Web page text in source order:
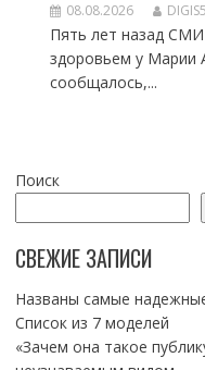
08.08.2026
Пять лет назад
здоровьем у Марии
сообщалось,...
Поиск
СВЕЖИЕ ЗАПИСИ
Названы самые
Список из 7 моделей
«Зачем она такое